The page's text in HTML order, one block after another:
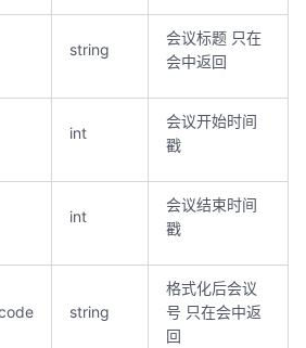
string
会议标题 只在
会中返回
int
会议开始时间
戳
int
会议结束时间
戳
string
格式化后会议
号 只在会中返
回